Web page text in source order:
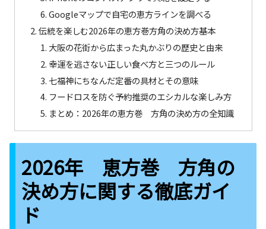
Googleマップで自宅の恵方ラインを調べる
伝統を楽しむ2026年の恵方巻方角の決め方基本
大阪の花街から広まった丸かぶりの歴史と由来
幸運を逃さない正しい食べ方と三つのルール
七福神にちなんだ定番の具材とその意味
フードロスを防ぐ予約推奨のエシカルな楽しみ方
まとめ：2026年の恵方巻 方角の決め方の全知識
2026年 恵方巻 方角の
決め方に関する徹底ガイ
ド